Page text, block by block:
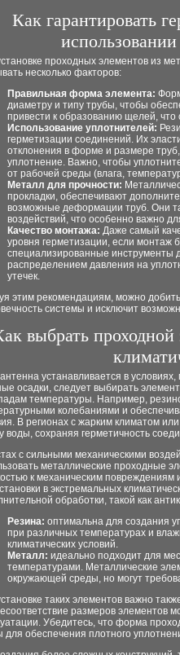
Как гарантировать
проходных элементов из
несколько факторов:
Правильная форма элемента:
диаметру и типу трубы, чтобы
привести к образованию щелей,
Использование уплотнителей:
герметизации соединений. Их
отклонения в форме и размере
уплотнение. Важно, чтобы
от рабочей среды (влага,
Металл для прочности:
прокладки, обеспечивают
возможные деформации труб. Они
воздействий, что особенно важно
Качество монтажа: Даже самый
уровня герметизации, если монтаж
специализированные инструменты
распределением давления на
утечек.
этим рекомендациям, можно
системы и исключит
выбрать
устанавливается в
осадки, следует выбирать
температуры. Например,
колебаниями и
В регионах с жарким климатом
воды, сохраняя герметичность
с сильными механическими
металлические проходные
к механическим
в экстремальных
обработки, такой как
Резина: оптимальна для создания
при различных температурах и
климатических условий.
Металл: идеально подходит для
температурами. Металлические
окружающей среды, но могут
таких элементов важно
размеров элементов
Убедитесь, что форма
для обеспечения плотного